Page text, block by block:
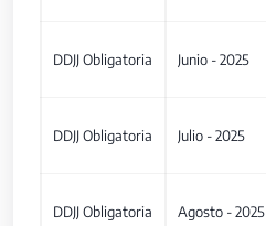
DDJJ Obligatoria Junio - 2025
DDJJ Obligatoria Julio - 2025
DDJJ Obligatoria Agosto - 2025